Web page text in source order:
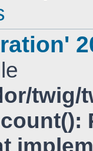
count():